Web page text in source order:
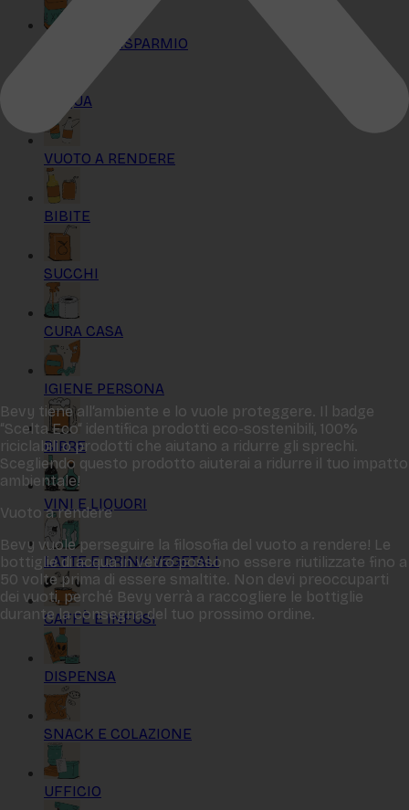
KIT MAXI RISPARMIO
ACQUA
VUOTO A RENDERE
BIBITE
SUCCHI
CURA CASA
IGIENE PERSONA
BIRRE
VINI E LIQUORI
LATTE E DRINK VEGETALI
CAFFÈ E INFUSI
DISPENSA
SNACK E COLAZIONE
UFFICIO
Bevy tiene all‘ambiente e lo vuole proteggere. Il badge
“Scelta Eco“ identifica prodotti eco-sostenibili, 100%
riciclabili o prodotti che aiutano a ridurre gli sprechi.
Scegliendo questo prodotto aiuterai a ridurre il tuo impatto
ambientale!
Vuoto a rendere
Bevy vuole perseguire la filosofia del vuoto a rendere! Le
bottiglie di acqua in vetro possono essere riutilizzate fino a
50 volte prima di essere smaltite. Non devi preoccuparti
dei vuoti, perché Bevy verrà a raccogliere le bottiglie
durante la consegna del tuo prossimo ordine.